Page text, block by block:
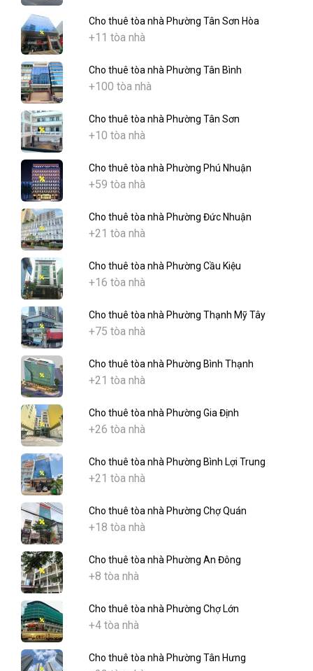
Cho thuê tòa nhà Phường Tân Sơn Hòa
+11 tòa nhà
Cho thuê tòa nhà Phường Tân Bình
+100 tòa nhà
Cho thuê tòa nhà Phường Tân Sơn
+10 tòa nhà
Cho thuê tòa nhà Phường Phú Nhuận
+59 tòa nhà
Cho thuê tòa nhà Phường Đức Nhuận
+21 tòa nhà
Cho thuê tòa nhà Phường Cầu Kiệu
+16 tòa nhà
Cho thuê tòa nhà Phường Thạnh Mỹ Tây
+75 tòa nhà
Cho thuê tòa nhà Phường Bình Thạnh
+21 tòa nhà
Cho thuê tòa nhà Phường Gia Định
+26 tòa nhà
Cho thuê tòa nhà Phường Bình Lợi Trung
+21 tòa nhà
Cho thuê tòa nhà Phường Chợ Quán
+18 tòa nhà
Cho thuê tòa nhà Phường An Đông
+8 tòa nhà
Cho thuê tòa nhà Phường Chợ Lớn
+4 tòa nhà
Cho thuê tòa nhà Phường Tân Hưng